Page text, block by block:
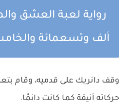
رواية لعبة العشق
ألف وتسعمائة
وقف دانريك على قدميه، وقام
حركاته أنيقة كما كانت دائمًا.